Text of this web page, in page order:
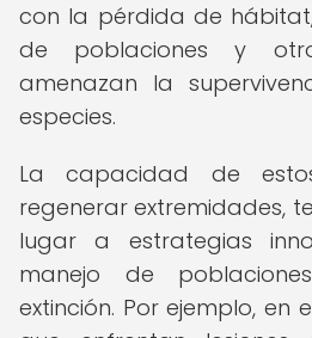
con la pérdida de
de poblaciones y
amenazan la
especies.
La capacidad de
regenerar extremidades,
lugar a estrategias
manejo de
extinción. Por ejemplo, en